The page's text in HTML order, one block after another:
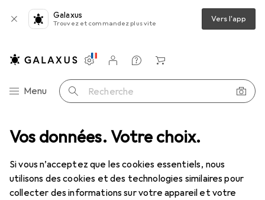
Vos données. Votre choix.
Si vous n’acceptez que les cookies essentiels, nous
utilisons des cookies et des technologies similaires pour
collecter des informations sur votre appareil et votre
Galaxus
Trouvez et commandez plus vite Vers l'app
Navigation par catégorie
Menu Recherche
Paramètres
Compte client
Listes de comparaison
Listes d'envies
Panier
contrôle Actionneur Eutonomy euFIX S213NP Adaptateur DIN
5 images